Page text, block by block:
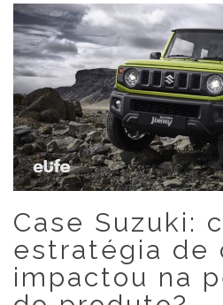
Case Suzuki:
estratégia de
impactou na